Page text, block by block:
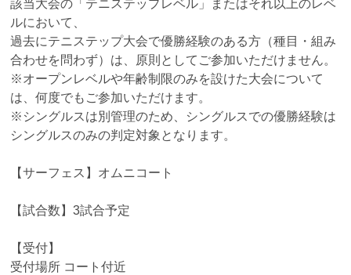
該当大会の「テニステップレベル」またはそれ以上のレベ
ルにおいて、
過去にテニステップ大会で優勝経験のある方（種目・組み
合わせを問わず）は、原則としてご参加いただけません。
※オープンレベルや年齢制限のみを設けた大会について
は、何度でもご参加いただけます。
※シングルスは別管理のため、シングルスでの優勝経験は
シングルスのみの判定対象となります。
【サーフェス】オムニコート
【試合数】3試合予定
【受付】
受付場所 コート付近